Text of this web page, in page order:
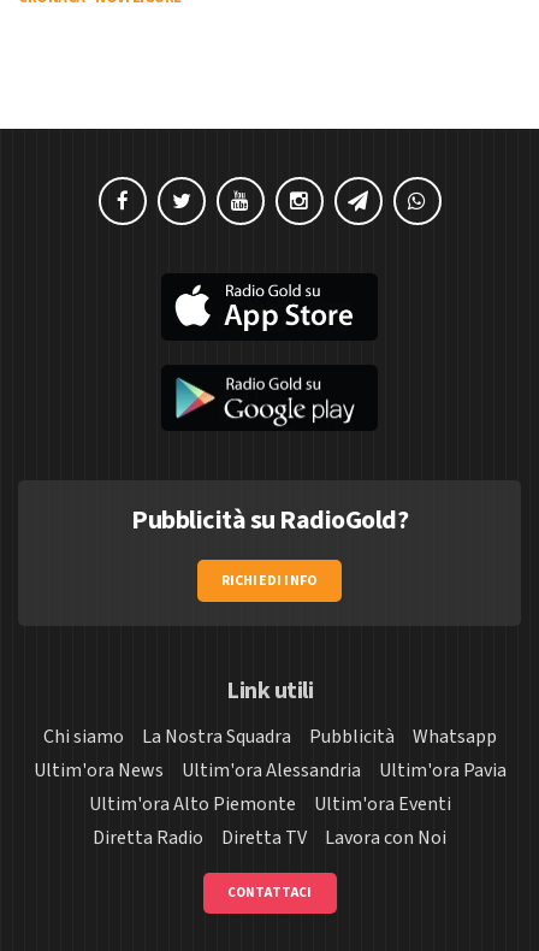
Pubblicità su RadioGold?
RICHIEDI INFO
Link utili
Chi siamo La Nostra Squadra Pubblicità
Whatsapp
Ultim'ora News
Ultim'ora Alessandria
Ultim'ora Pavia
Ultim'ora Alto Piemonte
Ultim'ora Eventi
Diretta Radio
Diretta TV Lavora con Noi
CONTATTACI